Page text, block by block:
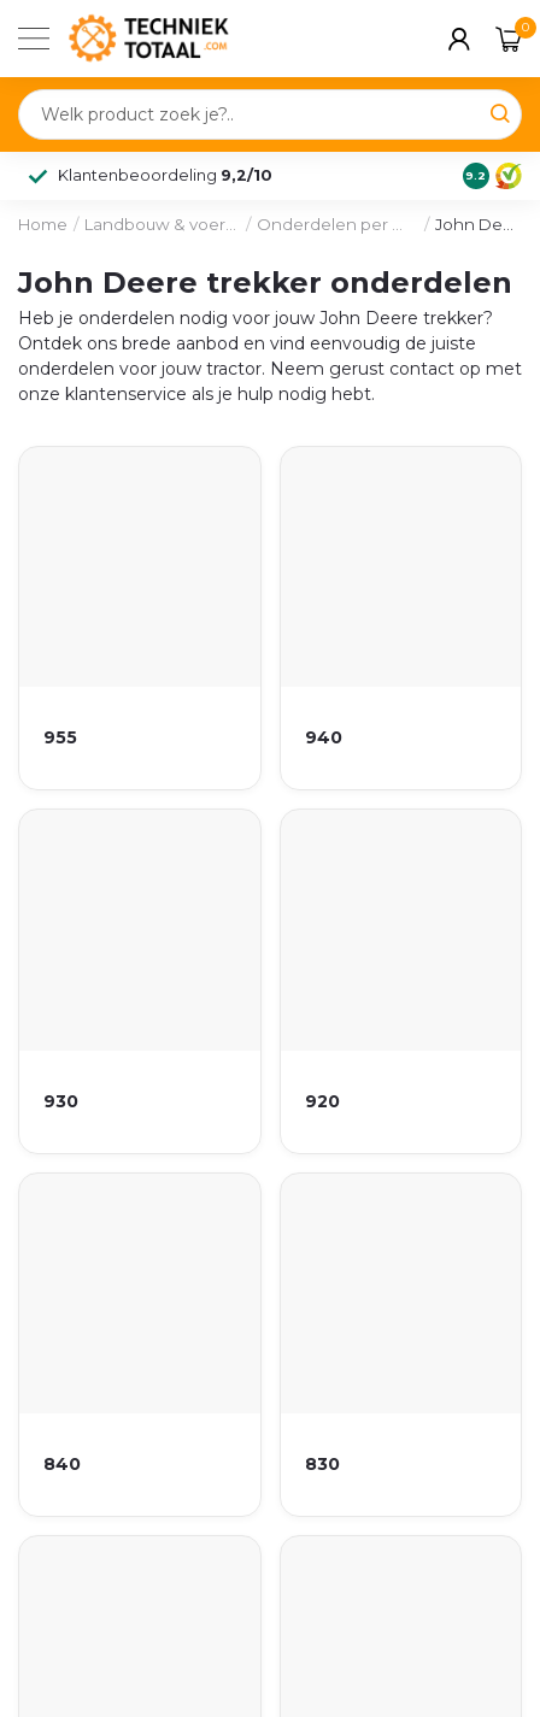
0
Klantenbeoordeling 9,2/10 9.2
Home / / /
John Deere trekker onderdelen
Heb je onderdelen nodig voor jouw John Deere trekker?
Ontdek ons brede aanbod en vind eenvoudig de juiste
onderdelen voor jouw tractor. Neem gerust contact op met
onze klantenservice als je hulp nodig hebt.
955 940
930 920
840 830